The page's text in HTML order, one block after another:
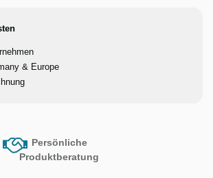
& Europe
Persönliche
Produktberatung